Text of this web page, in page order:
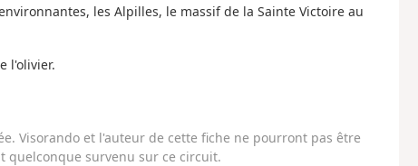
les Alpilles, le massif de la Sainte Victoire au
l'olivier.
Visorando et l'auteur de cette fiche ne pourront pas être
quelconque survenu sur ce circuit.